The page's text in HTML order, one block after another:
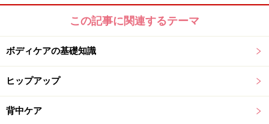
この記事に関連するテーマ
ボディケアの基礎知識
ヒップアップ
背中ケア